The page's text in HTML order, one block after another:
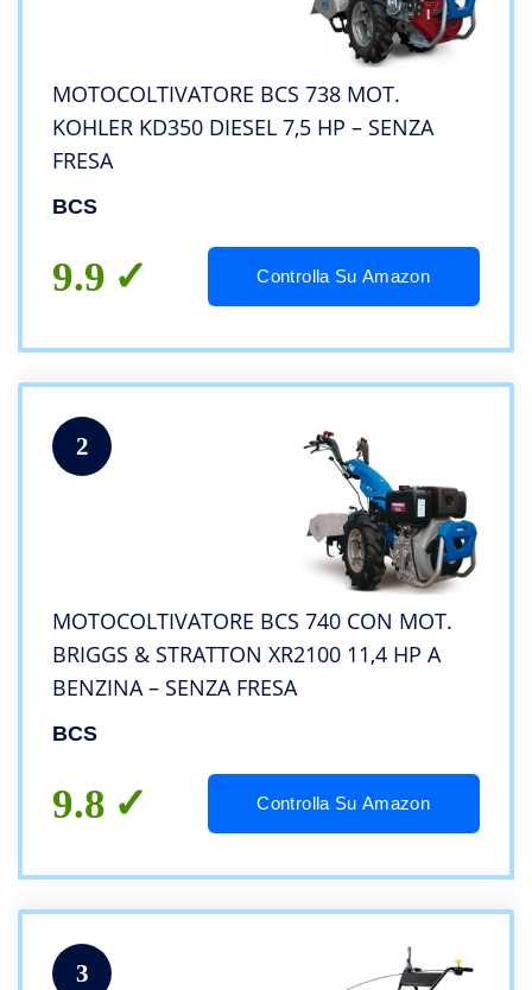
MOTOCOLTIVATORE BCS 738 MOT.
KOHLER KD350 DIESEL 7,5 HP – SENZA
FRESA
BCS
9.9 Controlla Su Amazon
2
MOTOCOLTIVATORE BCS 740 CON MOT.
BRIGGS & STRATTON XR2100 11,4 HP A
BENZINA – SENZA FRESA
BCS
9.8 Controlla Su Amazon
3